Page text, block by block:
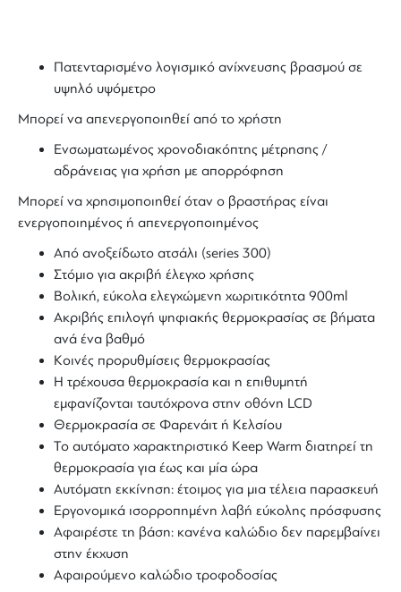
Πατενταρισμένο λογισμικό ανίχνευσης βρασμού σε
υψηλό υψόμετρο
Μπορεί να απενεργοποιηθεί από το χρήστη
Ενσωματωμένος χρονοδιακόπτης μέτρησης /
αδράνειας για χρήση με απορρόφηση
Μπορεί να χρησιμοποιηθεί όταν ο βραστήρας είναι
ενεργοποιημένος ή απενεργοποιημένος
Από ανοξείδωτο ατσάλι (series 300)
Στόμιο για ακριβή έλεγχο χρήσης
Βολική, εύκολα ελεγχώμενη χωριτικότητα 900ml
Ακριβής επιλογή ψηφιακής θερμοκρασίας σε βήματα
ανά ένα βαθμό
Κοινές προρυθμίσεις θερμοκρασίας
Η τρέχουσα θερμοκρασία και η επιθυμητή
εμφανίζονται ταυτόχρονα στην οθόνη LCD
Θερμοκρασία σε Φαρενάιτ ή Κελσίου
Το αυτόματο χαρακτηριστικό Keep Warm διατηρεί τη
θερμοκρασία για έως και μία ώρα
Αυτόματη εκκίνηση: έτοιμος για μια τέλεια παρασκευή
Εργονομικά ισορροπημένη λαβή εύκολης πρόσφυσης
Αφαιρέστε τη βάση: κανένα καλώδιο δεν παρεμβαίνει
στην έκχυση
Αφαιρούμενο καλώδιο τροφοδοσίας